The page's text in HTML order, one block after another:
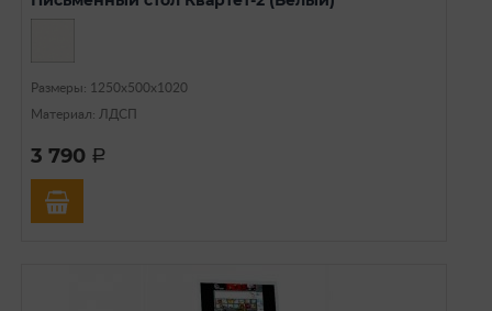
Размеры: 1250х500х1020
Материал: ЛДСП
3 790 a